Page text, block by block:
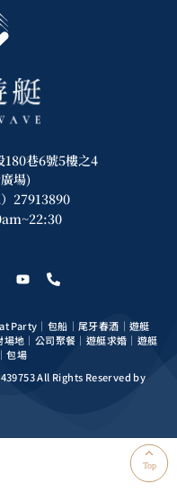
180巷6號5樓之4
場)
27913890
Party｜包船｜尾牙春酒｜遊艇
地｜公司聚餐｜遊艇求婚｜遊艇
包場
All Rights Reserved by
Top